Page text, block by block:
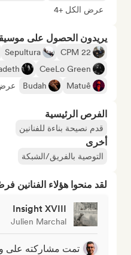
عرض الكل +4
يريدون الحصول على
CPM 22
Sepultura
CeeLo Green
Matuê
Budah عرض
الفرص الرئيسية
قدم نصيحة بناءة للفنانين
أخرى
التوصية بالفريق/الشبكة
لقد منحوا هؤلاء الفنانين
Insight XVIII
Julien Marchal
تمت مشاركته على